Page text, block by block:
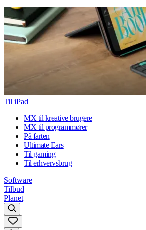
Til iPad
MX til kreative brugere
MX til programmører
På farten
Ultimate Ears
Til gaming
Til erhvervsbrug
Software
Tilbud
Planet